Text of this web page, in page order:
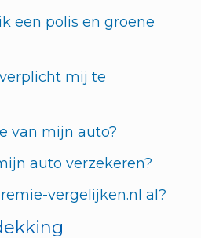
een polis en groene
mij te
van mijn auto?
auto verzekeren?
vergelijken.nl al?